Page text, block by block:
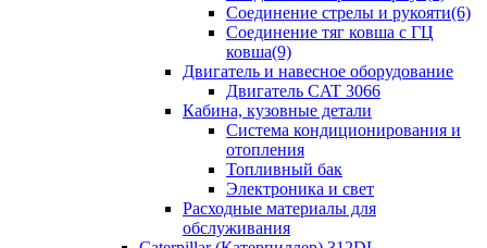
Соединение стрелы и рукояти(6)
Соединение тяг ковша с ГЦ
ковша(9)
Двигатель и навесное оборудование
Двигатель CAT 3066
Кабина, кузовные детали
Система кондиционирования и
отопления
Топливный бак
Электроника и свет
Расходные материалы для
обслуживания